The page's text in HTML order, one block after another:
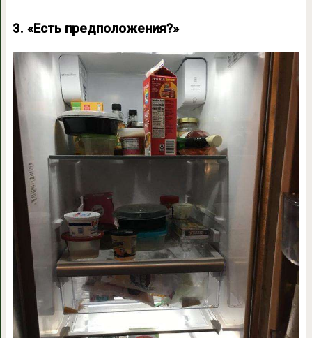
3. «Есть предположения?»